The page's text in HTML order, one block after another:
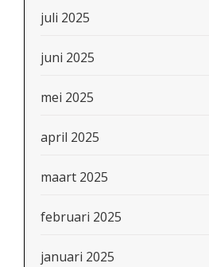
juli 2025
juni 2025
mei 2025
april 2025
maart 2025
februari 2025
januari 2025